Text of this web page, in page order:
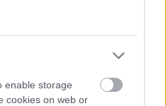
enable storage
cookies on web or
chi possa farlo (ho interpellato
alle 07:53:37